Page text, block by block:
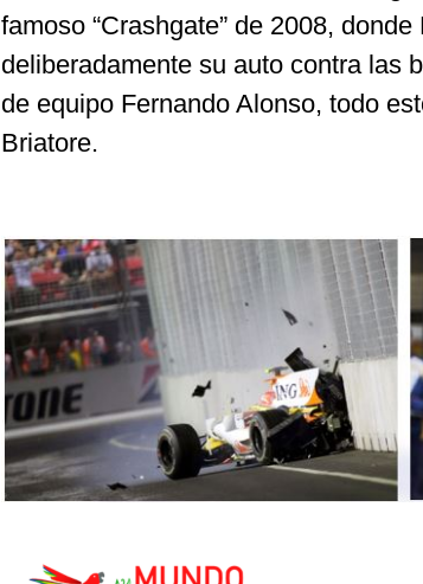
famoso “Crashgate” de 2008,
deliberadamente su auto contra las
de equipo Fernando Alonso, todo
Briatore.